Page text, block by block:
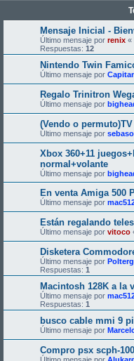
Mensaje Inicial -
Último mensaje por renix «
Respuestas: 12
Nintendo Twin
Último mensaje por
Regalo Trinitron
Último mensaje por
(Vendo o
Último mensaje por
Xbox 360+11
normal+volante
Último mensaje por
En venta Amiga 500
Último mensaje por
Están regalando
Último mensaje por vitoco
Disketera
Último mensaje por
Respuestas: 1
Macintosh 128K a la
Último mensaje por
Respuestas: 1
busco cable mmi 9
Último mensaje por
Compro psx scph-